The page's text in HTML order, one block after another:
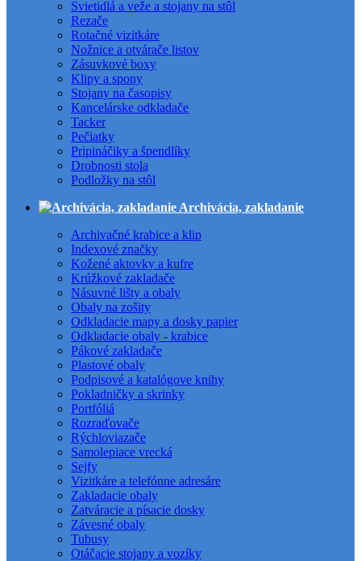
Svietidlá a veže a stojany na stôl
Rezače
Rotačné vizitkáre
Nožnice a otvárače listov
Zásuvkové boxy
Klipy a spony
Stojany na časopisy
Kancelárske odkladače
Tacker
Pečiatky
Pripináčiky a špendlíky
Drobnosti stola
Podložky na stôl
Archivácia, zakladanie
Archivačné krabice a klip
Indexové značky
Kožené aktovky a kufre
Krúžkové zakladače
Násuvné lišty a obaly
Obaly na zošity
Odkladacie mapy a dosky papier
Odkladacie obaly - krabice
Pákové zakladače
Plastové obaly
Podpisové a katalógove knihy
Pokladničky a skrinky
Portfóliá
Rozraďovače
Rýchloviazače
Samolepiace vrecká
Sejfy
Vizitkáre a telefónne adresáre
Zakladacie obaly
Zatváracie a písacie dosky
Závesné obaly
Tubusy
Otáčacie stojany a vozíky